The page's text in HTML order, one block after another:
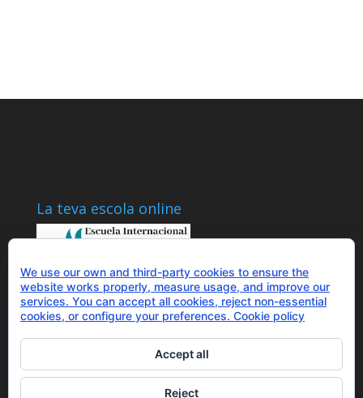
La teva escola online
Parlem?
We use our own and third-party cookies to ensure the
website works properly, measure usage, and improve our
services. You can accept all cookies, reject non-essential
cookies, or configure your preferences. Cookie policy
Accept all
Reject